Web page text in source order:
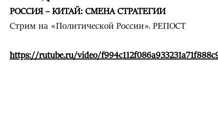
РОССИЯ – КИТАЙ: СМЕНА СТРАТЕГИИ
Стрим на «Политической России». РЕПОСТ
https://rutube.ru/video/